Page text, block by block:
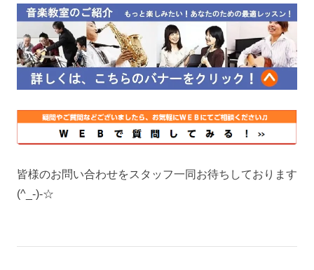
皆様のお問い合わせをスタッフ一同お待ちしております
(^_-)-☆